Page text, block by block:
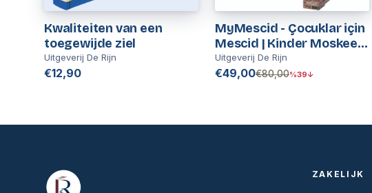
Kwaliteiten van een
toegewijde ziel
Uitgeverij De Rijn
€12,90
MyMescid - Çocuklar için
Mescid | Kinder Moskee |
Moskee Speelhuis
Uitgeverij De Rijn
€49,00€80,00%39↓
ZAKELIJK